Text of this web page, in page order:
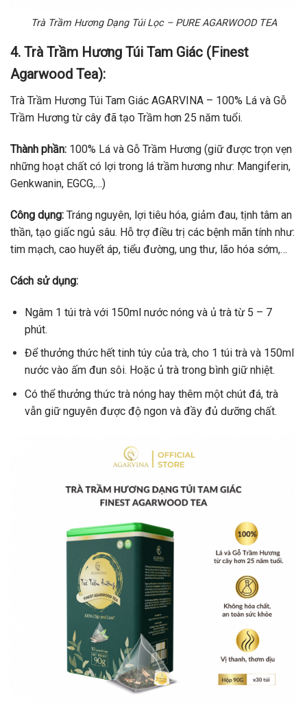
Trà Trầm Hương Dạng Túi Lọc – PURE AGARWOOD TEA
4. Trà Trầm Hương Túi Tam Giác (Finest
Agarwood Tea):
Trà Trầm Hương Túi Tam Giác AGARVINA – 100% Lá và Gỗ
Trầm Hương từ cây đã tạo Trầm hơn 25 năm tuổi.
Thành phần: 100% Lá và Gỗ Trầm Hương (giữ được trọn vẹn
những hoạt chất có lợi trong lá trầm hương như: Mangiferin,
Genkwanin, EGCG,…)
Công dụng: Tráng nguyên, lợi tiêu hóa, giảm đau, tịnh tâm an
thần, tạo giấc ngủ sâu. Hỗ trợ điều trị các bệnh mãn tính như:
tim mạch, cao huyết áp, tiểu đường, ung thư, lão hóa sớm,…
Cách sử dụng:
Ngâm 1 túi trà với 150ml nước nóng và ủ trà từ 5 – 7
phút.
Để thưởng thức hết tinh túy của trà, cho 1 túi trà và 150ml
nước vào ấm đun sôi. Hoặc ủ trà trong bình giữ nhiệt.
Có thể thưởng thức trà nóng hay thêm một chút đá, trà
vẫn giữ nguyên được độ ngon và đầy đủ dưỡng chất.